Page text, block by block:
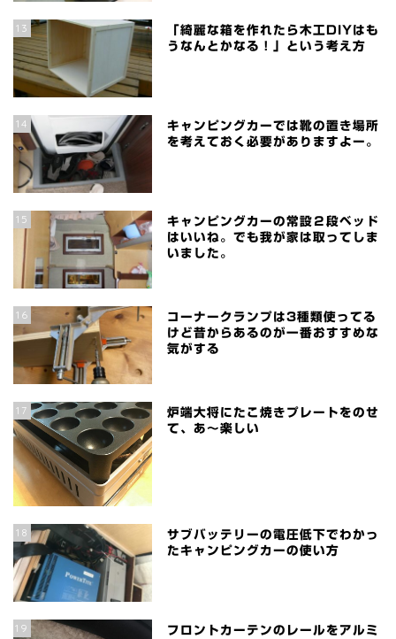
13
「綺麗な箱を作れたら木工DIYはも
うなんとかなる！」という考え方
14
キャンピングカーでは靴の置き場所
を考えておく必要がありますよー。
15
キャンピングカーの常設２段ベッド
はいいね。でも我が家は取ってしま
いました。
16
コーナークランプは3種類使ってる
けど昔からあるのが一番おすすめな
気がする
17
炉端大将にたこ焼きプレートをのせ
て、あ～楽しい
18
サブバッテリーの電圧低下でわかっ
たキャンピングカーの使い方
19
フロントカーテンのレールをアルミ